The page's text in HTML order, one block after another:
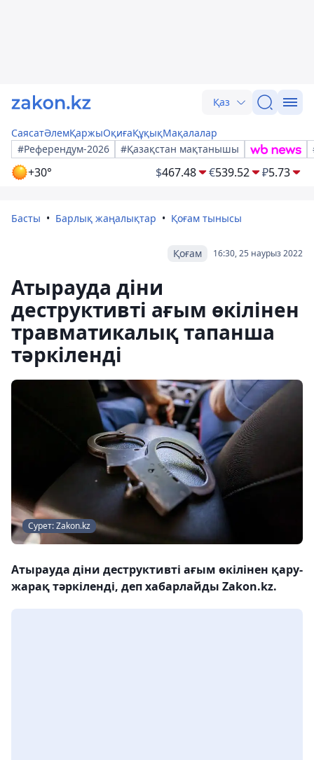
Қаз
СаясатӘлемҚаржыОқиғаҚұқықМақалалар
#Референдум-2026
#Қазақстан мақтанышы
+30° $467.48 €539.52 ₽5.73
Басты Барлық жаңалықтар Қоғам тынысы
16:30, 25 наурыз 2022
Қоғам
Атырауда діни
деструктивті ағым өкілінен
травматикалық тапанша
тәркіленді
Сурет: Zakon.kz
Атырауда діни деструктивті ағым өкілінен қару-
жарақ тәркіленді, деп хабарлайды Zakon.kz.